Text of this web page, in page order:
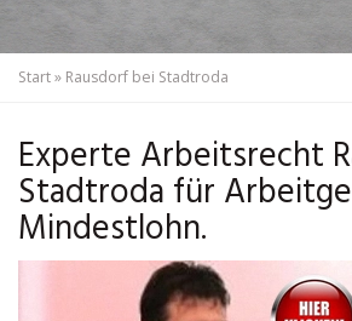
Start» Rausdorf bei Stadtroda
Experte Arbeitsrecht
Stadtroda für
Mindestlohn.